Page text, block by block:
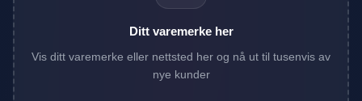
Ditt varemerke her
Vis ditt varemerke eller nettsted her og nå ut til tusenvis av
nye kunder